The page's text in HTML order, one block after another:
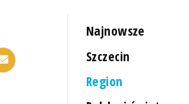
Najnowsze
Szczecin
Region